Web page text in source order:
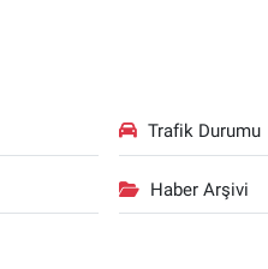
Trafik Durumu
Haber Arşivi